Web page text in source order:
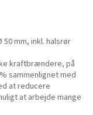
mm, inkl. halsrør
kraftbrændere, på
sammenlignet med
at reducere
at arbejde mange